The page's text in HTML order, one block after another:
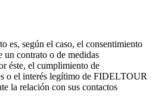
es, según el caso, el consentimiento
un contrato o de medidas
éste, el cumplimiento de
o el interés legítimo de FIDELTOUR
la relación con sus contactos